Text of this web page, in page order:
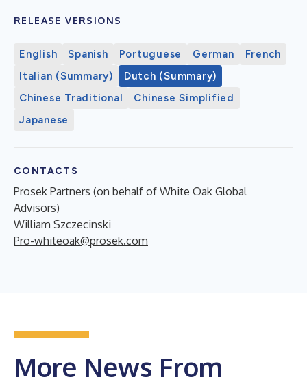
RELEASE VERSIONS
English Spanish Portuguese German
French
Italian (Summary)
Dutch (Summary)
Chinese Traditional
Chinese Simplified
Japanese
CONTACTS
Prosek Partners (on behalf of White Oak Global
Advisors)
William Szczecinski
Pro-whiteoak@prosek.com
More News From